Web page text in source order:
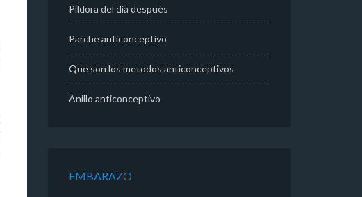
Píldora del día después
Parche anticonceptivo
Que son los metodos anticonceptivos
Anillo anticonceptivo
EMBARAZO